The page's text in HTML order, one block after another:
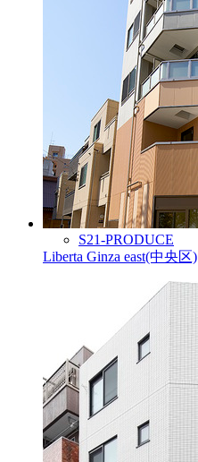
S21-PRODUCE
Liberta Ginza east(中央区)